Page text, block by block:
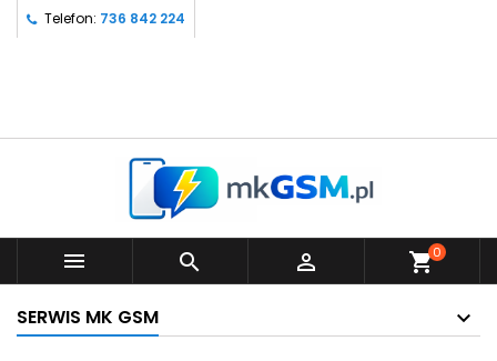
Telefon: 736 842 224
   shopping_cart0
SERWIS MK GSM